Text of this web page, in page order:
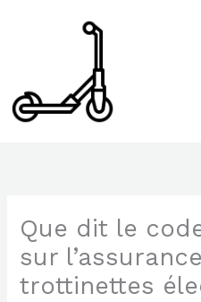
Que dit le
sur
trottinettes